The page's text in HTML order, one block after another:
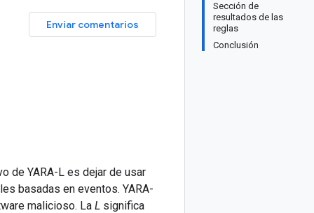
Sección de
resultados de las
reglas
Conclusión
Enviar comentarios
de YARA-L es dejar de usar
basadas en eventos. YARA-
malicioso. La L significa